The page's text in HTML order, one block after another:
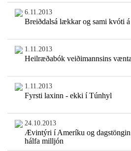
6.11.2013
Breiðdalsá lækkar og sami kvóti
1.11.2013
Heilræðabók veiðimannsins
1.11.2013
Fyrsti laxinn - ekki í Túnhyl
24.10.2013
Ævintýri í Ameríku og dagstöngin
hálfa milljón